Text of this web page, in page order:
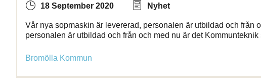
18 September 2020 Nyhet
Vår nya sopmaskin är levererad, personalen är utbildad och från
personalen är utbildad och från och med nu är det Kommunteknik
Bromölla Kommun